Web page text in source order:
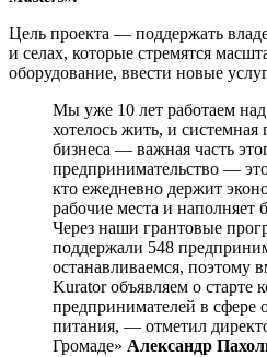
Цель проекта — поддержать
и селах, которые стремятся
оборудование, ввести новые
Мы уже 10 лет работаем
хотелось жить, и
бизнеса — важная часть
предпринимательство —
кто ежедневно держит
рабочие места и
Через наши грантовые
поддержали 548
останавливаемся, поэтому
Kurator объявляем о старте
предпринимателей в сфере
питания, — отметил
Громаде» Александр